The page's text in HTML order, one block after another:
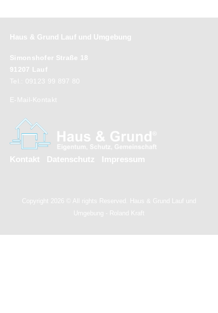
Haus & Grund Lauf und Umgebung
Simonshofer Straße 18
91207 Lauf
Tel.: 09123 99 897 80
E-Mail-Kontakt
Kontakt Datenschutz Impressum
Copyright 2026 © All rights Reserved. Haus & Grund Lauf und
Umgebung - Roland Kraft